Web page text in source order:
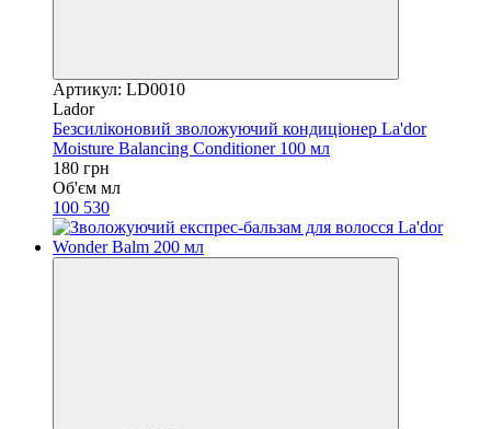
Артикул: LD0010
Lador
Безсиліконовий зволожуючий кондиціонер La'dor
Moisture Balancing Conditioner 100 мл
180 грн
Об'єм мл
100 530